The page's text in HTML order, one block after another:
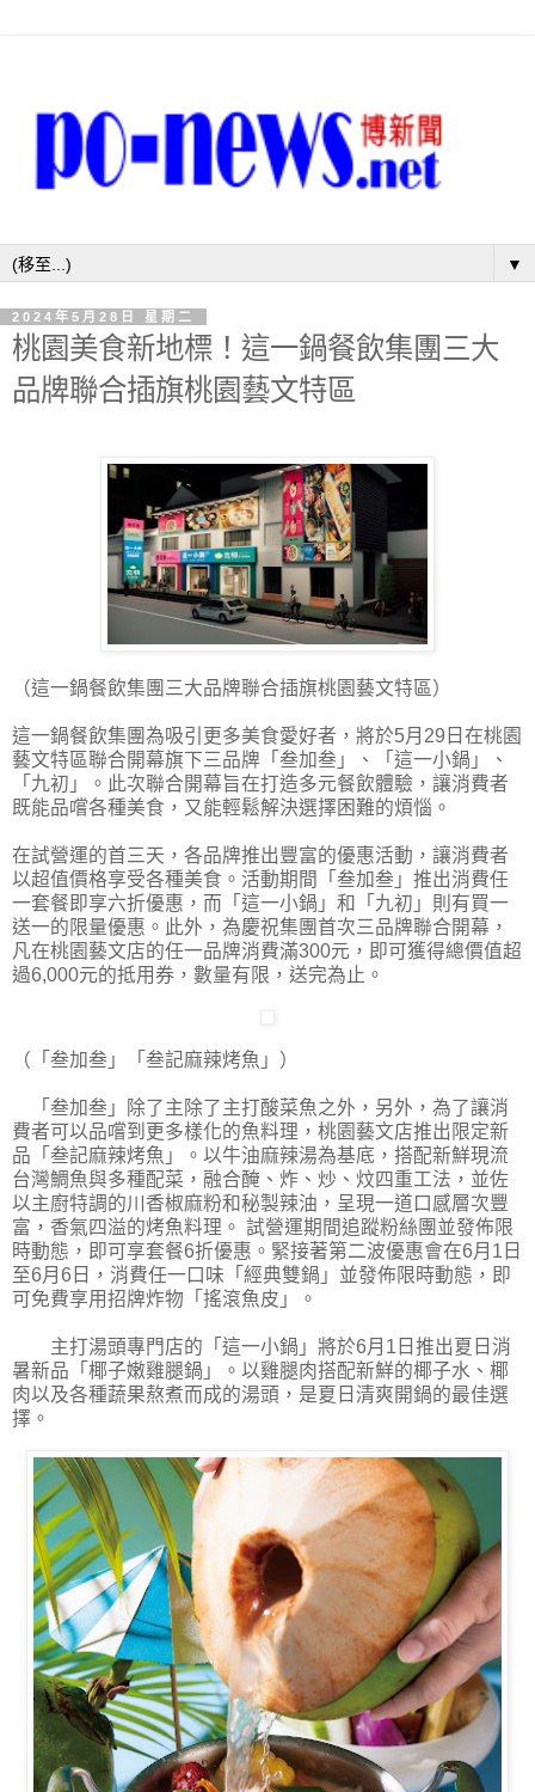
▼
2024年5月28日 星期二
桃園美食新地標！這一鍋餐飲集團三大
品牌聯合插旗桃園藝文特區
（這一鍋餐飲集團三大品牌聯合插旗桃園藝文特區）
這一鍋餐飲集團為吸引更多美食愛好者，將於5月29日在桃園
藝文特區聯合開幕旗下三品牌「叁加叁」、「這一小鍋」、
「九初」。此次聯合開幕旨在打造多元餐飲體驗，讓消費者
既能品嚐各種美食，又能輕鬆解決選擇困難的煩惱。
在試營運的首三天，各品牌推出豐富的優惠活動，讓消費者
以超值價格享受各種美食。活動期間「叁加叁」推出消費任
一套餐即享六折優惠，而「這一小鍋」和「九初」則有買一
送一的限量優惠。此外，為慶祝集團首次三品牌聯合開幕，
凡在桃園藝文店的任一品牌消費滿300元，即可獲得總價值超
過6,000元的抵用券，數量有限，送完為止。
（「叁加叁」「叁記麻辣烤魚」）
「叁加叁」除了主除了主打酸菜魚之外，另外，為了讓消
費者可以品嚐到更多樣化的魚料理，桃園藝文店推出限定新
品「叁記麻辣烤魚」。以牛油麻辣湯為基底，搭配新鮮現流
台灣鯛魚與多種配菜，融合醃、炸、炒、炆四重工法，並佐
以主廚特調的川香椒麻粉和秘製辣油，呈現一道口感層次豐
富，香氣四溢的烤魚料理。 試營運期間追蹤粉絲團並發佈限
時動態，即可享套餐6折優惠。緊接著第二波優惠會在6月1日
至6月6日，消費任一口味「經典雙鍋」並發佈限時動態，即
可免費享用招牌炸物「搖滾魚皮」。
主打湯頭專門店的「這一小鍋」將於6月1日推出夏日消
暑新品「椰子嫩雞腿鍋」。以雞腿肉搭配新鮮的椰子水、椰
肉以及各種蔬果熬煮而成的湯頭，是夏日清爽開鍋的最佳選
擇。